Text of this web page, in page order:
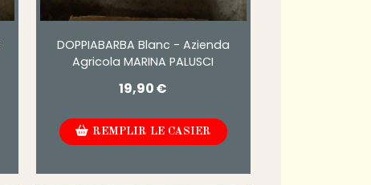
DOPPIABARBA Blanc - Azienda
Agricola MARINA PALUSCI
19,90€
REMPLIR LE CASIER